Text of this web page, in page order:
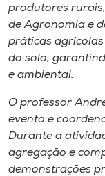
Museu
Unoesc
Selecione
o idioma
produtores
de Agronomia e
práticas
do solo,
e ambiental.
O professor
evento e
Durante a
agregação e
demonstrações